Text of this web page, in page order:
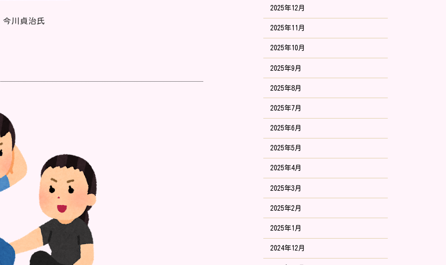
川貞治氏
2025年12月
2025年11月
2025年10月
2025年9月
2025年8月
2025年7月
2025年6月
2025年5月
2025年4月
2025年3月
2025年2月
2025年1月
2024年12月